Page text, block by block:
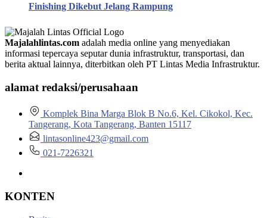
Finishing Dikebut Jelang Rampung
Majalahlintas.com adalah media online yang menyediakan
informasi tepercaya seputar dunia infrastruktur, transportasi, dan
berita aktual lainnya, diterbitkan oleh PT Lintas Media Infrastruktur.
alamat redaksi/perusahaan
Komplek Bina Marga Blok B No.6, Kel. Cikokol, Kec.
Tangerang, Kota Tangerang, Banten 15117
lintasonline423@gmail.com
021-7226321
KONTEN